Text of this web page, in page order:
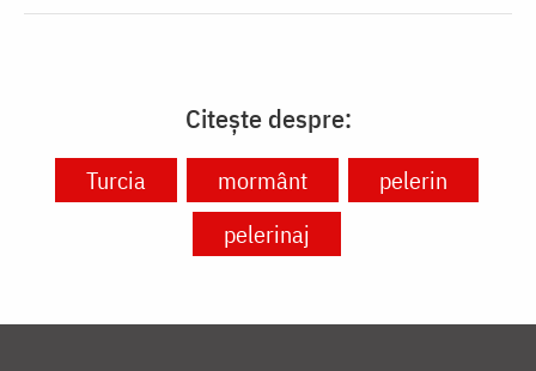
Citește despre:
Turcia mormânt
pelerin
pelerinaj